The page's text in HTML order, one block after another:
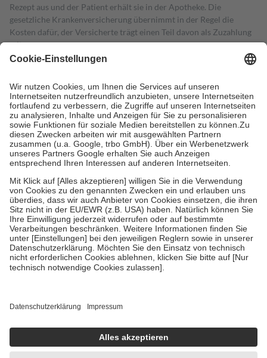
Rezept aus und der Patient erhält sie in der Apotheke. Die
gesetzliche Krankenversicherung übernimmt in der Regel die
Kosten dafür, der Versicherte trägt einen Teil davon als Zuzahlung
mit.
Grundsätzlich leisten Mitglieder Zuzahlungen in Höhe von zehn
höchstens zehn Euro.
Es sind jedoch nie mehr als die tatsächlichen
Kosten der Leistung zu entrichten.
Diese Regeln gelten grundsätzlich auch für Online-Apotheken.
Bei Heilmitteln und häuslicher Krankenpflege beträgt die
Zuzahlung zehn Prozent der Kosten sowie zehn Euro je
Verordnung.
Um das Engagement der Versicherten für ihre eigene Gesundheit zu
stärken und die besondere Stellung der Familie zu unterstützen,
fallenkeine Zuzahlungenan bei:
• Kindern und Jugendlichen bis zum vollendeten 18. Lebensjahr
mit Ausnahme der Fahrkosten
• Untersuchungen zur Vorsorge und Früherkennung, die von der
GKV getragen werden
• empfohlenen Schutzimpfungen
• Harn- und Blutteststreifen
getroffen, um sicherzustellen, dass es sich um echte Bewertungen
https://help.etrusted.com/hc/de/articles/4419944605341
Einige Bilder und Inhalte wurden unter Zuhilfenahme künstlicher